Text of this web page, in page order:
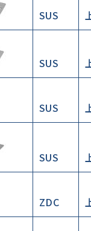
SUS
SUS
SUS
SUS
ZDC